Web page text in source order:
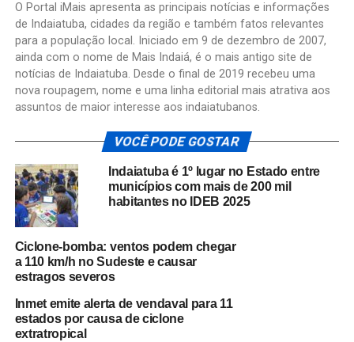
O Portal iMais apresenta as principais notícias e informações
de Indaiatuba, cidades da região e também fatos relevantes
para a população local. Iniciado em 9 de dezembro de 2007,
ainda com o nome de Mais Indaiá, é o mais antigo site de
notícias de Indaiatuba. Desde o final de 2019 recebeu uma
nova roupagem, nome e uma linha editorial mais atrativa aos
assuntos de maior interesse aos indaiatubanos.
VOCÊ PODE GOSTAR
Indaiatuba é 1º lugar no Estado entre
municípios com mais de 200 mil
habitantes no IDEB 2025
Ciclone-bomba: ventos podem chegar
a 110 km/h no Sudeste e causar
estragos severos
Inmet emite alerta de vendaval para 11
estados por causa de ciclone
extratropical